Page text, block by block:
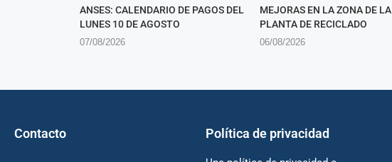
ANSES: CALENDARIO DE PAGOS DEL
LUNES 10 DE AGOSTO
07/08/2026
MEJORAS EN LA ZONA DE LA
PLANTA DE RECICLADO
06/08/2026
Contacto Política de privacidad